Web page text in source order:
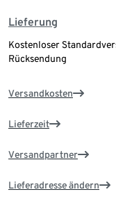
Lieferung
Kostenloser
Rücksendung
Versandkosten
Lieferzeit
Versandpartner
Lieferadresse ändern